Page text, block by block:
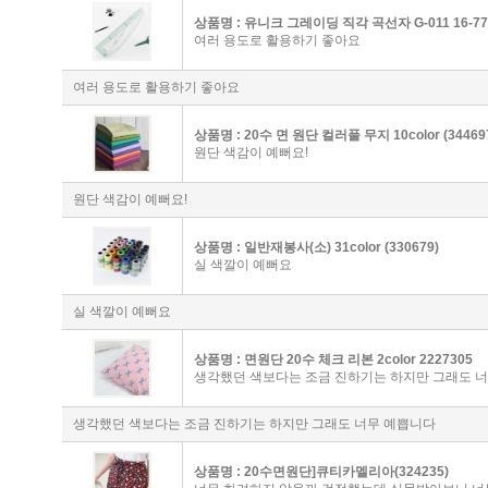
상품명 : 유니크 그레이딩 직각 곡선자 G-011 16-
여러 용도로 활용하기 좋아요
여러 용도로 활용하기 좋아요
상품명 : 20수 면 원단 컬러풀 무지 10color
원단 색감이 예뻐요!
원단 색감이 예뻐요!
상품명 : 일반재봉사(소) 31color (330679)
실 색깔이 예뻐요
실 색깔이 예뻐요
상품명 : 면원단 20수 체크 리본 2color 2227305
생각했던 색보다는 조금 진하기는 하지만 그래도
생각했던 색보다는 조금 진하기는 하지만 그래도 너무 예쁩니다
상품명 : 20수면원단]큐티카멜리아(324235)